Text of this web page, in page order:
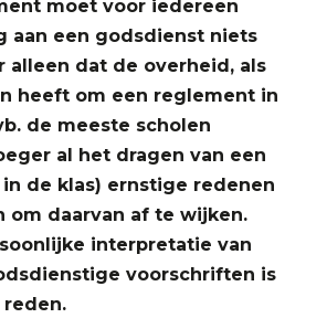
moet voor iedereen
aan een godsdienst niets
alleen dat de overheid, als
heeft om een reglement in
de meeste scholen
al het dragen van een
de klas) ernstige redenen
om daarvan af te wijken.
interpretatie van
voorschriften is